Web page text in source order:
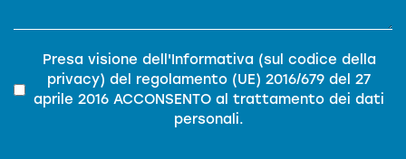
Privacy*
Presa visione dell'Informativa (sul codice della
privacy) del regolamento (UE) 2016/679 del 27
aprile 2016 ACCONSENTO al trattamento dei dati
personali.